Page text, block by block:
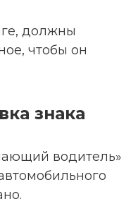
должны
чтобы он
знака
водитель»